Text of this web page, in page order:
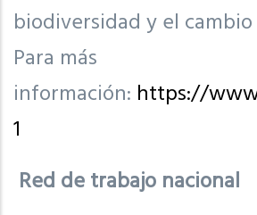
biodiversidad y el
Para más
información: https://
1
Red de trabajo nacional